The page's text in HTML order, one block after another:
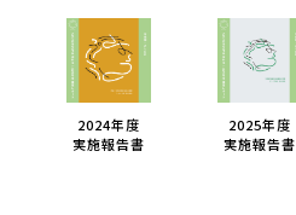
2024年度
実施報告書
2025年度
実施報告書